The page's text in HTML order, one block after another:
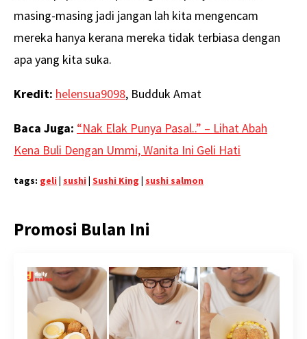
masing-masing jadi jangan lah kita mengencam
mereka hanya kerana mereka tidak terbiasa dengan
apa yang kita suka.
Kredit: helensua9098, Budduk Amat
Baca Juga: “Nak Elak Punya Pasal..” – Lihat Abah
Kena Buli Dengan Ummi, Wanita Ini Geli Hati
tags: geli sushi Sushi King sushi salmon
Promosi Bulan Ini